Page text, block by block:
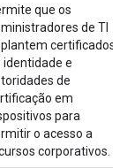
que os
de TI
certificados
identidade e
de
em
para
o acesso a
corporativos.